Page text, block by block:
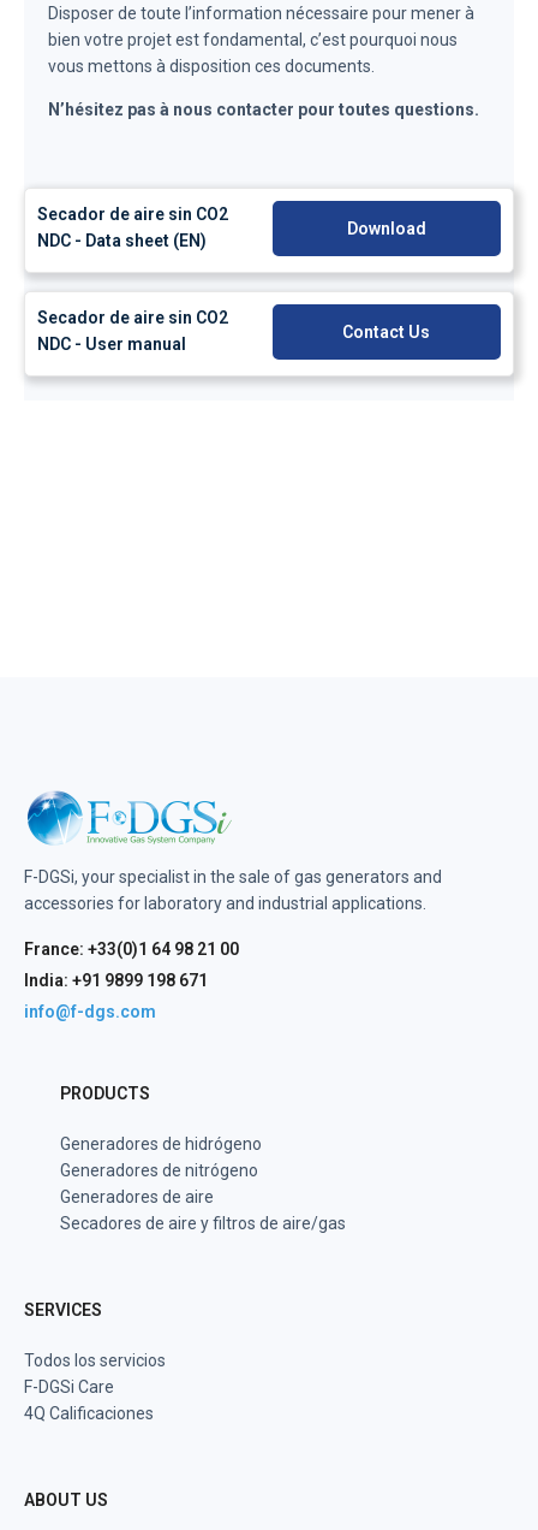
Disposer de toute l’information nécessaire pour mener à
bien votre projet est fondamental, c’est pourquoi nous
vous mettons à disposition ces documents.
N’hésitez pas à nous contacter pour toutes questions.
Secador de aire sin CO2
NDC - Data sheet (EN)
Download
Secador de aire sin CO2
NDC - User manual
Contact Us
F-DGSi, your specialist in the sale of gas generators and
accessories for laboratory and industrial applications.
France: +33(0)1 64 98 21 00
India: +91 9899 198 671
info@f-dgs.com
PRODUCTS
Generadores de hidrógeno
Generadores de nitrógeno
Generadores de aire
Secadores de aire y filtros de aire/gas
SERVICES
Todos los servicios
F-DGSi Care
4Q Calificaciones
ABOUT US